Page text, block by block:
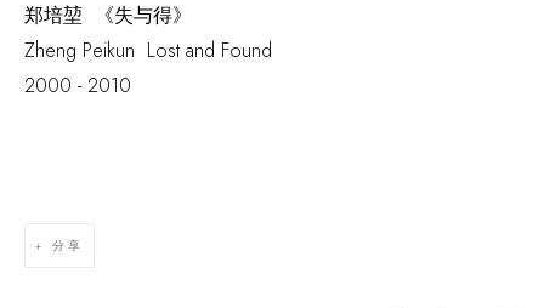
郑培堃 《失与得》
Zheng Peikun Lost and Found
2000 - 2010
分享